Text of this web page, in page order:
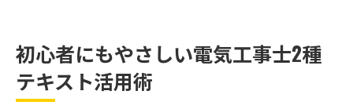
初心者にもやさしい電気工事士2種
テキスト活用術